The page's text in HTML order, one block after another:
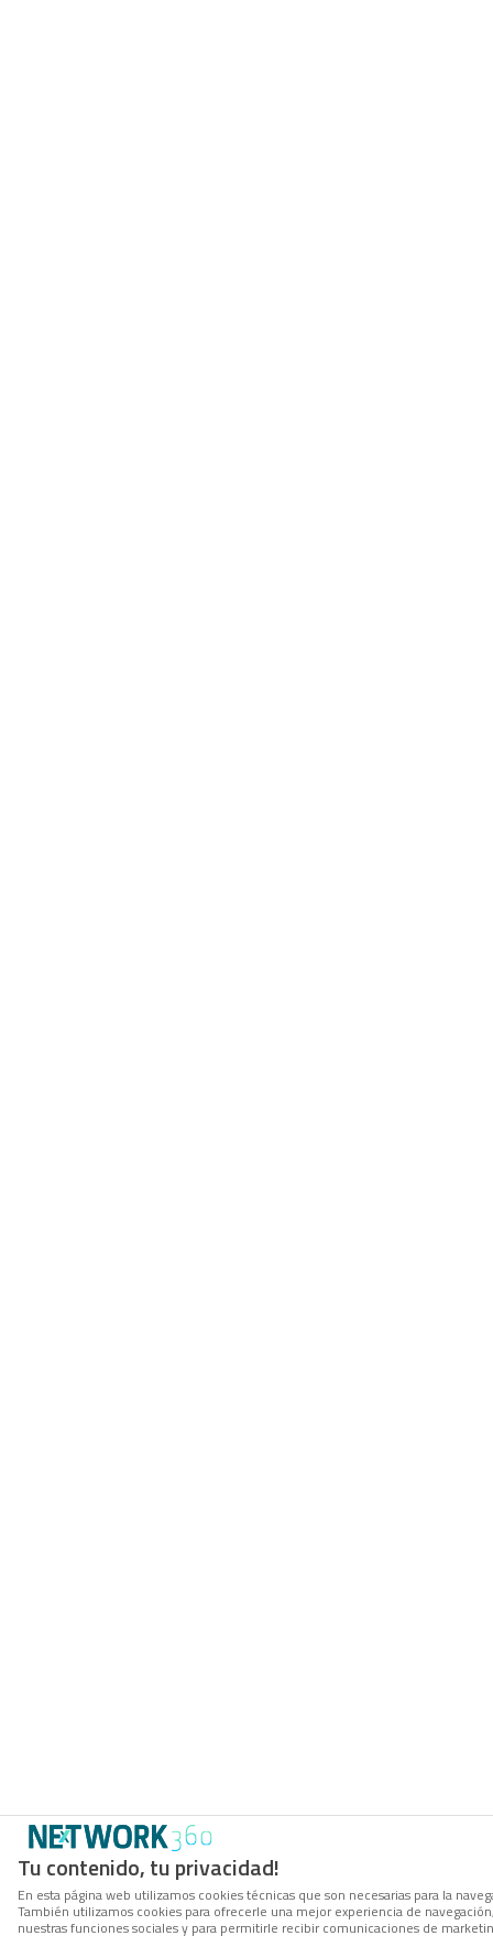
Tu contenido, tu privacidad!
En esta página web utilizamos cookies técnicas que son necesarias para la
También utilizamos cookies para ofrecerle una mejor experiencia de
nuestras funciones sociales y para permitirle recibir comunicaciones de